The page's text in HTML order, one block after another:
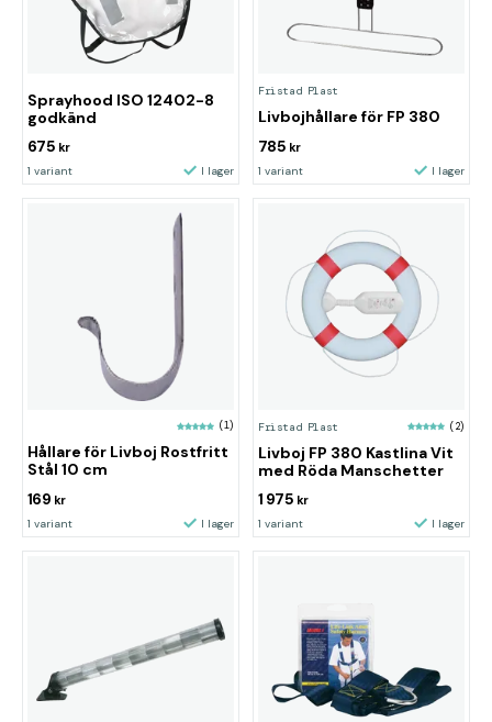
Sprayhood ISO 12402-8
godkänd
675 kr
1 variant I lager
Fristad Plast
Livbojhållare för FP 380
785 kr
1 variant I lager
(1)
Hållare för Livboj Rostfritt
Stål 10 cm
169 kr
1 variant I lager
Fristad Plast (2)
Livboj FP 380 Kastlina Vit
med Röda Manschetter
1 975 kr
1 variant I lager